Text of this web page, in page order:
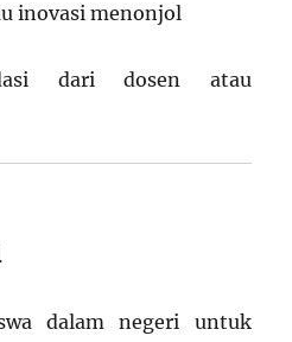
inovasi menonjol
dari dosen atau
dalam negeri untuk